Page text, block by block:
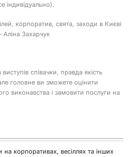
індивідуально).
корпоратив, свята, заходи в Києві
Аліна Захарчук
співачки, правда якість
головне ви зможете оцінити
виконавства і замовити послуги на
на корпоративах, весіллях та інших